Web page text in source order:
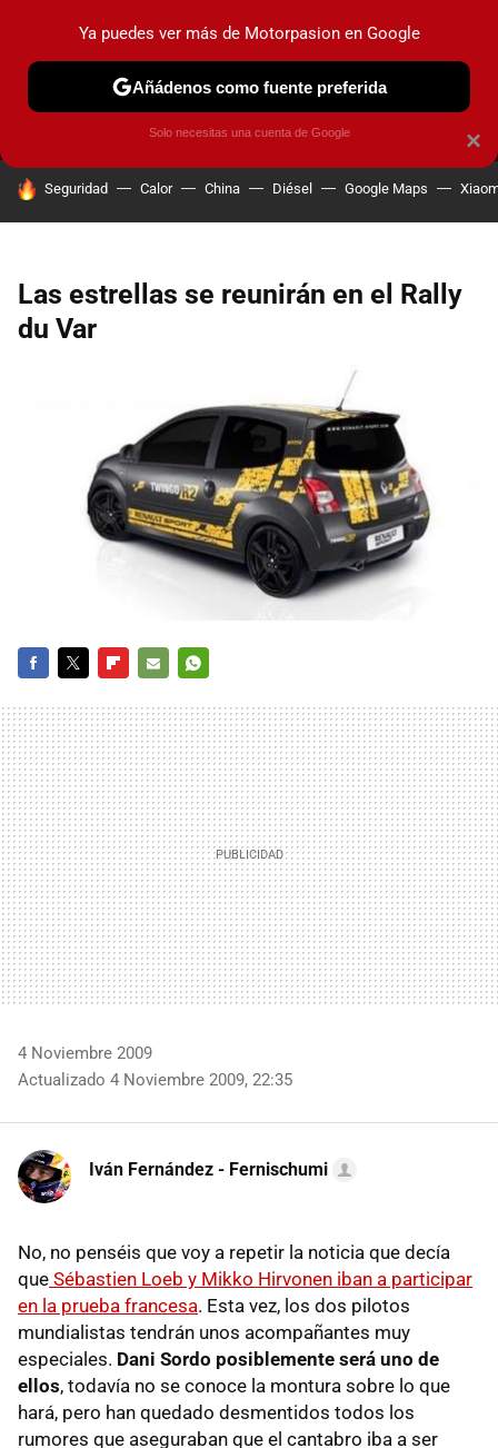
MENÚ NUEVO
COCHES ELÉCTRICOS OBSERVATORIO
HOY SE HABLA DE
Seguridad Calor China Diésel Google Maps
Las estrellas se reunirán en el Rally
du Var
MAIL
4 Noviembre 2009
Actualizado 4 Noviembre 2009, 22:35
Iván Fernández - Fernischumi
No, no penséis que voy a repetir la noticia que decía
que Sébastien Loeb y Mikko Hirvonen iban a participar
en la prueba francesa. Esta vez, los dos pilotos
mundialistas tendrán unos acompañantes muy
especiales. Dani Sordo posiblemente será uno de
ellos, todavía no se conoce la montura sobre lo que
hará, pero han quedado desmentidos todos los
rumores que aseguraban que el cantabro iba a ser
×
Ya puedes ver más de Motorpasion en Google
Añádenos como fuente preferida
Solo necesitas una cuenta de Google